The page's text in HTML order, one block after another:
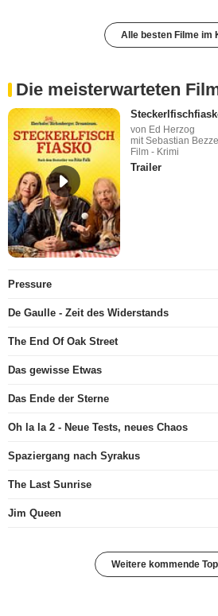
Alle besten Filme im
Die meisterwarteten
von Ed Herzog
mit Sebastian
Film - Krimi
Trailer
Pressure
De Gaulle - Zeit des Widerstands
The End Of Oak Street
Das gewisse Etwas
Das Ende der Sterne
Oh la la 2 - Neue Tests, neues Chaos
Spaziergang nach Syrakus
The Last Sunrise
Jim Queen
Weitere kommende